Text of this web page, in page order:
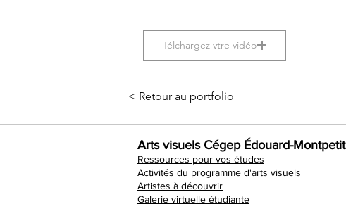
Télchargez vtre vidéo
< Retour au portfolio
Arts visuels Cégep Édouard-Montpetit
Ressources pour vos études
Activités du programme d'arts visuels
Artistes à découvrir
Galerie virtuelle étudiante